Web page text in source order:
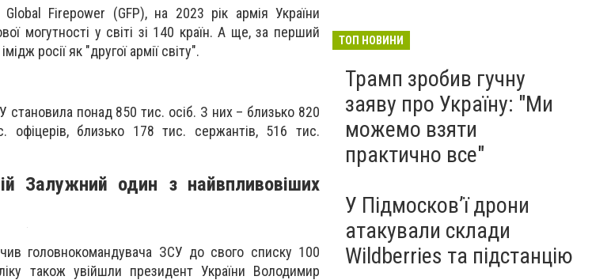
Firepower (GFP), на 2023 рік армія України
могутності у світі зі 140 країн.А ще, за перший
росії як "другої армії світу".
становила понад 850 тис. осіб. З них – близько 820
офіцерів, близько 178 тис. сержантів, 516 тис.
Залужний один з найвпливовіших
головнокомандувача ЗСУ до свого списку 100
також увійшли президент України Володимир
ТОП НОВИНИ
Трамп зробив гучну
заяву про Україну: "Ми
можемо взяти
практично все"
У Підмосков’ї дрони
атакували склади
Wildberries та підстанцію